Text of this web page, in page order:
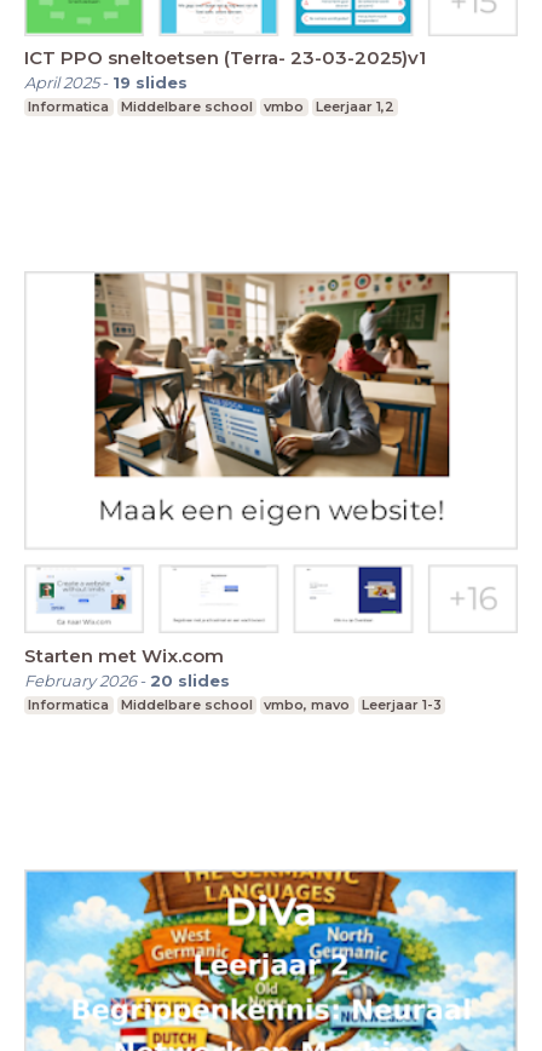
ICT PPO sneltoetsen (Terra- 23-03-2025)v1
April 2025- 19 slides
Informatica Middelbare school vmbo Leerjaar 1,2
Starten met Wix.com
February 2026- 20 slides
Informatica Middelbare school vmbo, mavo Leerjaar 1-3